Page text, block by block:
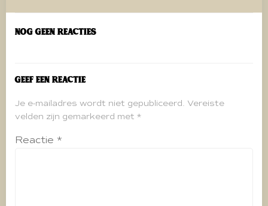
navigatie
Nog geen reacties
Geef een reactie
Je e-mailadres wordt niet gepubliceerd. Vereiste
velden zijn gemarkeerd met *
Reactie *